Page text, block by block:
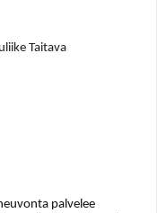
Taitava
palvelee